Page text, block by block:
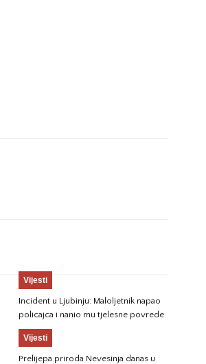
Vijesti
Incident u Ljubinju: Maloljetnik napao
policajca i nanio mu tjelesne povrede
Vijesti
Prelijepa priroda Nevesinja danas u